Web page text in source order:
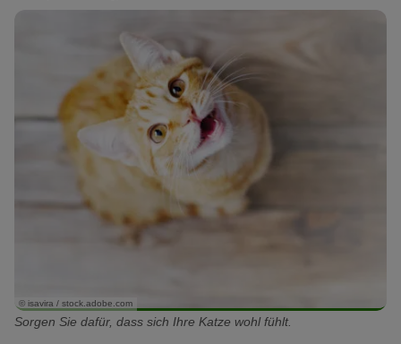
© isavira / stock.adobe.com
Sorgen Sie dafür, dass sich Ihre Katze wohl fühlt.